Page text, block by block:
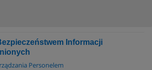
Informacji
Personelem